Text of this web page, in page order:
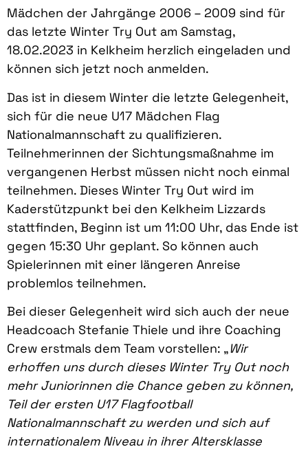
Mädchen der Jahrgänge 2006 – 2009 sind für
das letzte Winter Try Out am Samstag,
18.02.2023 in Kelkheim herzlich eingeladen und
können sich jetzt noch anmelden.
Das ist in diesem Winter die letzte Gelegenheit,
sich für die neue U17 Mädchen Flag
Nationalmannschaft zu qualifizieren.
Teilnehmerinnen der Sichtungsmaßnahme im
vergangenen Herbst müssen nicht noch einmal
teilnehmen. Dieses Winter Try Out wird im
Kaderstützpunkt bei den Kelkheim Lizzards
stattfinden, Beginn ist um 11:00 Uhr, das Ende ist
gegen 15:30 Uhr geplant. So können auch
Spielerinnen mit einer längeren Anreise
problemlos teilnehmen.
Bei dieser Gelegenheit wird sich auch der neue
Headcoach Stefanie Thiele und ihre Coaching
Crew erstmals dem Team vorstellen: „Wir
erhoffen uns durch dieses Winter Try Out noch
mehr Juniorinnen die Chance geben zu können,
Teil der ersten U17 Flagfootball
Nationalmannschaft zu werden und sich auf
internationalem Niveau in ihrer Altersklasse